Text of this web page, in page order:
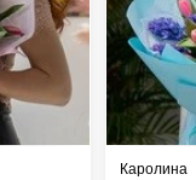
Каролина